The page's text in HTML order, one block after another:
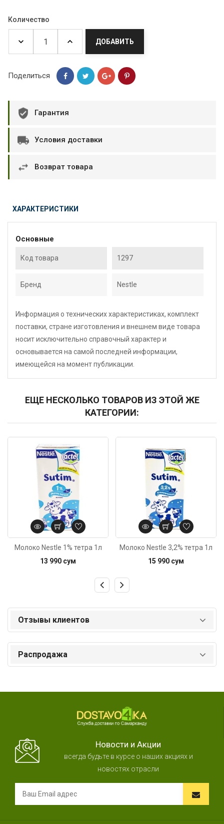
Количество
ДОБАВИТЬ
Поделиться
Гарантия
Условия доставки
Возврат товара
ХАРАКТЕРИСТИКИ
Основные
Код товара 1297
Бренд Nestle
Информация о технических характеристиках, комплект
поставки, стране изготовления и внешнем виде товара
носит исключительно справочный характер и
основывается на самой последней информации,
имеющейся на момент публикации.
ЕЩЕ НЕСКОЛЬКО ТОВАРОВ ИЗ ЭТОЙ ЖЕ
КАТЕГОРИИ:
Молоко Nestle 1% тетра 1л
13 990 сум
Код: 3696
Молоко Nestle 3,2% тетра 1л
15 990 сум
Отзывы клиентов
Распродажа
Новости и Акции
всегда будьте в курсе о наших акциях и
новостях отрасли